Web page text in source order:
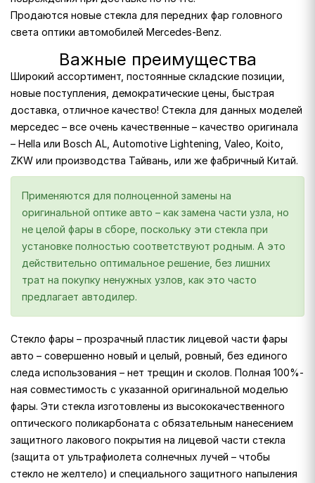
Продаются новые стекла для передних фар головного
света оптики автомобилей Mercedes-Benz.
Важные преимущества
Широкий ассортимент, постоянные складские позиции,
новые поступления, демократические цены, быстрая
доставка, отличное качество! Стекла для данных моделей
мерседес – все очень качественные – качество оригинала
– Hella или Bosch AL, Automotive Lightening, Valeo, Koito,
ZKW или производства Тайвань, или же фабричный Китай.
Применяются для полноценной замены на
оригинальной оптике авто – как замена части узла, но
не целой фары в сборе, поскольку эти стекла при
установке полностью соответствуют родным. А это
действительно оптимальное решение, без лишних
трат на покупку ненужных узлов, как это часто
предлагает автодилер.
Стекло фары – прозрачный пластик лицевой части фары
авто – совершенно новый и целый, ровный, без единого
следа использования – нет трещин и сколов. Полная 100%-
ная совместимость с указанной оригинальной моделью
фары. Эти стекла изготовлены из высококачественного
оптического поликарбоната с обязательным нанесением
защитного лакового покрытия на лицевой части стекла
(защита от ультрафиолета солнечных лучей – чтобы
стекло не желтело) и специального защитного напыления